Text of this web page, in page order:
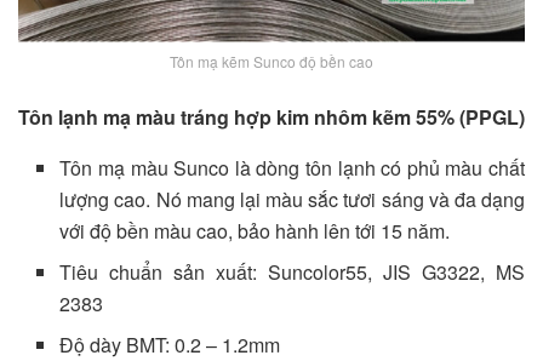
Tôn mạ kẽm Sunco độ bền cao
Tôn lạnh mạ màu tráng hợp kim nhôm kẽm 55% (PPGL)
Tôn mạ màu Sunco là dòng tôn lạnh có phủ màu chất
lượng cao. Nó mang lại màu sắc tươi sáng và đa dạng
với độ bền màu cao, bảo hành lên tới 15 năm.
Tiêu chuẩn sản xuất: Suncolor55, JIS G3322, MS
2383
Độ dày BMT: 0.2 – 1.2mm